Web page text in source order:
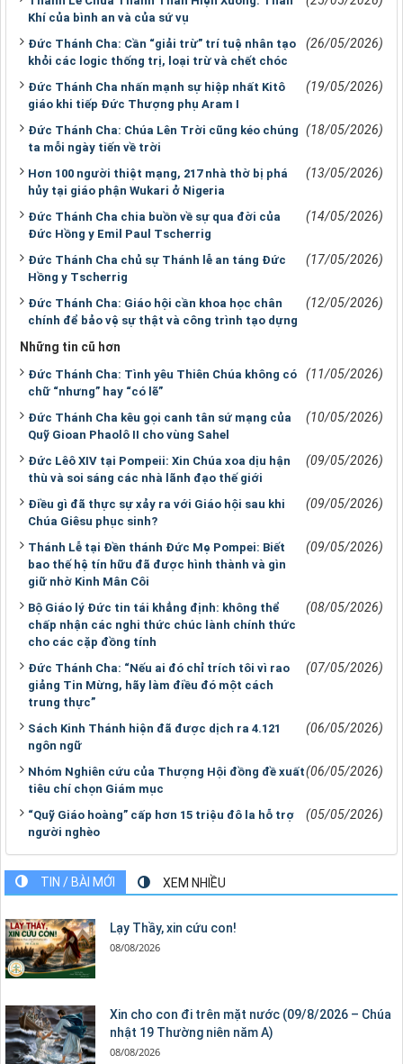
Khí của bình an và của sứ vụ
Đức Thánh Cha: Cần “giải trừ” trí tuệ nhân tạo
khỏi các logic thống trị, loại trừ và chết chóc
(26/05/2026)
Đức Thánh Cha nhấn mạnh sự hiệp nhất Kitô
giáo khi tiếp Đức Thượng phụ Aram I
(19/05/2026)
Đức Thánh Cha: Chúa Lên Trời cũng kéo chúng
ta mỗi ngày tiến về trời
(18/05/2026)
Hơn 100 người thiệt mạng, 217 nhà thờ bị phá
hủy tại giáo phận Wukari ở Nigeria
(13/05/2026)
Đức Thánh Cha chia buồn về sự qua đời của
Đức Hồng y Emil Paul Tscherrig
(14/05/2026)
Đức Thánh Cha chủ sự Thánh lễ an táng Đức
Hồng y Tscherrig
(17/05/2026)
Đức Thánh Cha: Giáo hội cần khoa học chân
chính để bảo vệ sự thật và công trình tạo dựng
(12/05/2026)
Những tin cũ hơn
Đức Thánh Cha: Tình yêu Thiên Chúa không có
chữ “nhưng” hay “có lẽ”
(11/05/2026)
Đức Thánh Cha kêu gọi canh tân sứ mạng của
Quỹ Gioan Phaolô II cho vùng Sahel
(10/05/2026)
Đức Lêô XIV tại Pompeii: Xin Chúa xoa dịu hận
thù và soi sáng các nhà lãnh đạo thế giới
(09/05/2026)
Điều gì đã thực sự xảy ra với Giáo hội sau khi
Chúa Giêsu phục sinh?
(09/05/2026)
Thánh Lễ tại Đền thánh Đức Mẹ Pompei: Biết
bao thế hệ tín hữu đã được hình thành và gìn
giữ nhờ Kinh Mân Côi
(09/05/2026)
Bộ Giáo lý Đức tin tái khẳng định: không thể
chấp nhận các nghi thức chúc lành chính thức
cho các cặp đồng tính
(08/05/2026)
Đức Thánh Cha: “Nếu ai đó chỉ trích tôi vì rao
giảng Tin Mừng, hãy làm điều đó một cách
trung thực”
(07/05/2026)
Sách Kinh Thánh hiện đã được dịch ra 4.121
ngôn ngữ
(06/05/2026)
Nhóm Nghiên cứu của Thượng Hội đồng đề xuất
tiêu chí chọn Giám mục
(06/05/2026)
“Quỹ Giáo hoàng” cấp hơn 15 triệu đô la hỗ trợ
người nghèo
(05/05/2026)
TIN / BÀI MỚI XEM NHIỀU
Lạy Thầy, xin cứu con!
08/08/2026
Xin cho con đi trên mặt nước (09/8/2026 – Chúa
nhật 19 Thường niên năm A)
08/08/2026